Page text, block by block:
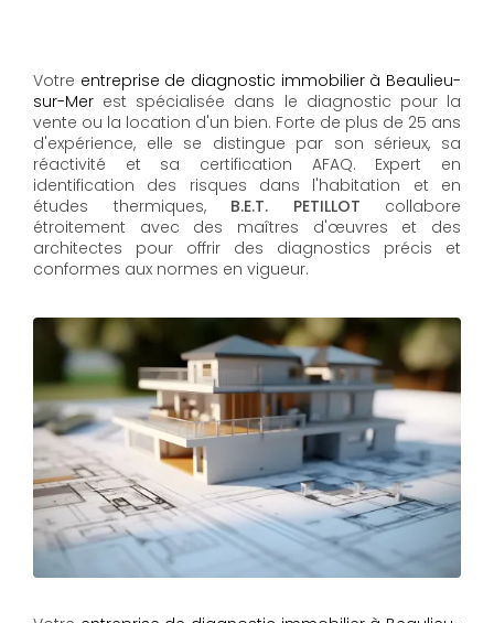
Votre entreprise de diagnostic immobilier à Beaulieu-
sur-Mer est spécialisée dans le diagnostic pour la
vente ou la location d'un bien. Forte de plus de 25 ans
d'expérience, elle se distingue par son sérieux, sa
réactivité et sa certification AFAQ. Expert en
identification des risques dans l'habitation et en
études thermiques, B.E.T. PETILLOT collabore
étroitement avec des maîtres d'œuvres et des
architectes pour offrir des diagnostics précis et
conformes aux normes en vigueur.